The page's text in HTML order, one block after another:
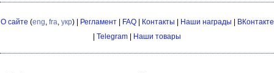
О сайте (eng, fra, укр) | Регламент| FAQ| Контакты Наши награды
ВКонтакте
Telegram Наши товары